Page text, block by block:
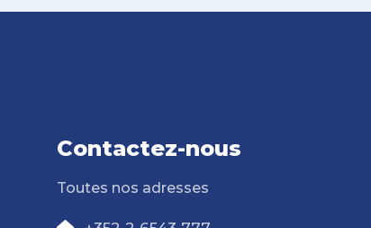
Contactez-nous
Toutes nos adresses